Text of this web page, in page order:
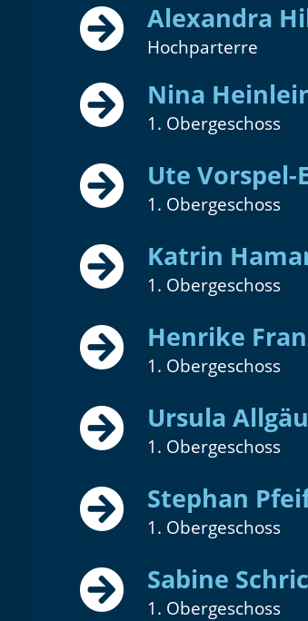
Alexandra
Hochparterre
Nina
1. Obergeschoss
Ute Vorspel-
1. Obergeschoss
Katrin
1. Obergeschoss
Henrike
1. Obergeschoss
Ursula
1. Obergeschoss
Stephan
1. Obergeschoss
Sabine
1. Obergeschoss